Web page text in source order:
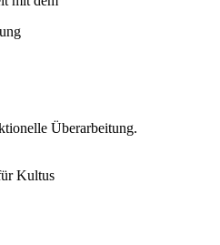
Überarbeitung.
Kultus